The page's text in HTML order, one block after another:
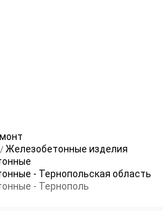
Железобетонные изделия
- Тернопольская область
- Тернополь